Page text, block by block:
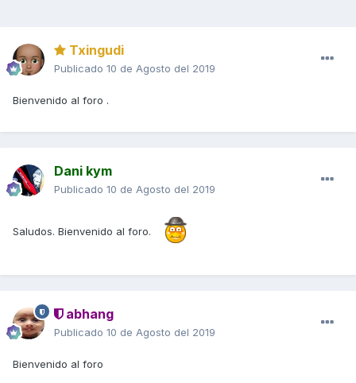
Txingudi
Publicado 10 de Agosto del 2019
Bienvenido al foro .
Dani kym
Publicado 10 de Agosto del 2019
Saludos. Bienvenido al foro.
abhang
Publicado 10 de Agosto del 2019
Bienvenido al foro